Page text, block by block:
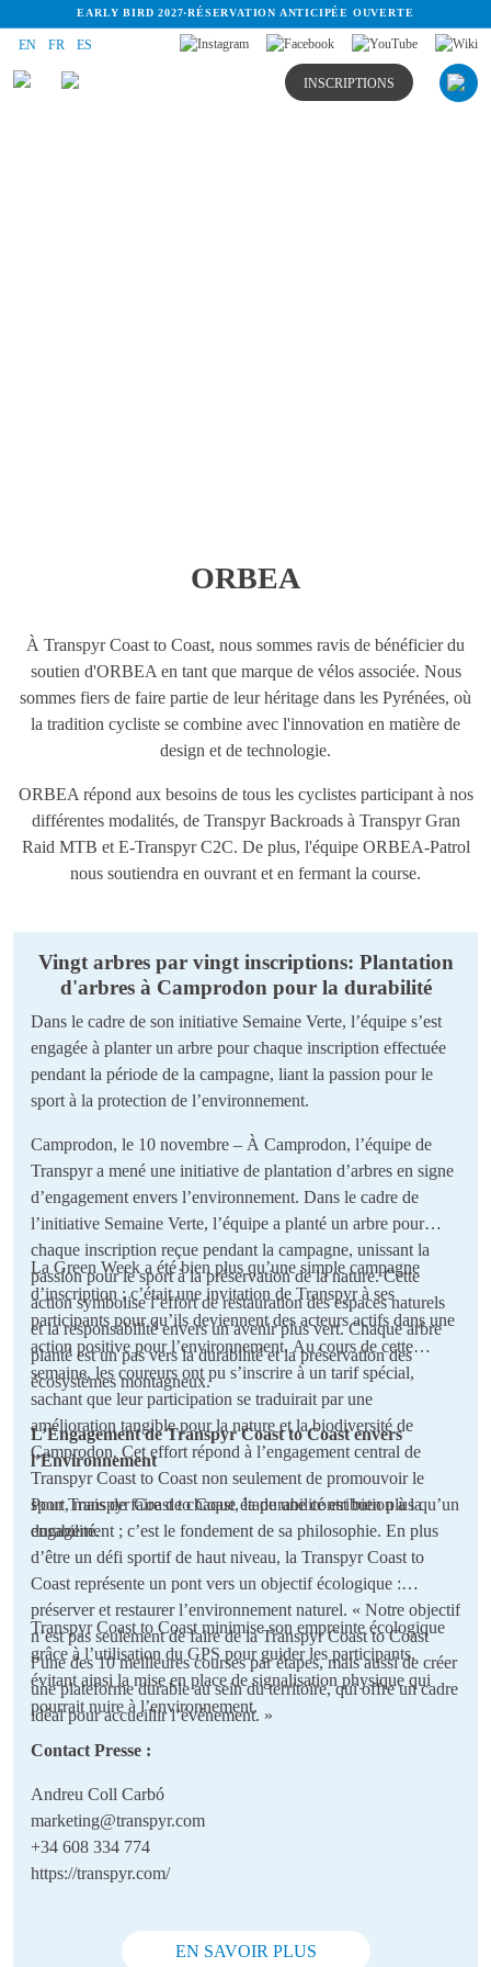
EARLY BIRD 2027·RÉSERVATION ANTICIPÉE OUVERTE
EN FR ES
INSCRIPTIONS
ORBEA
À Transpyr Coast to Coast, nous sommes ravis de bénéficier du
soutien d'ORBEA en tant que marque de vélos associée. Nous
sommes fiers de faire partie de leur héritage dans les Pyrénées, où
la tradition cycliste se combine avec l'innovation en matière de
design et de technologie.
ORBEA répond aux besoins de tous les cyclistes participant à nos
différentes modalités, de Transpyr Backroads à Transpyr Gran
Raid MTB et E-Transpyr C2C. De plus, l'équipe ORBEA-Patrol
nous soutiendra en ouvrant et en fermant la course.
Vingt arbres par vingt inscriptions: Plantation
d'arbres à Camprodon pour la durabilité
Dans le cadre de son initiative Semaine Verte, l’équipe s’est
engagée à planter un arbre pour chaque inscription effectuée
pendant la période de la campagne, liant la passion pour le
sport à la protection de l’environnement.
Camprodon, le 10 novembre – À Camprodon, l’équipe de
Transpyr a mené une initiative de plantation d’arbres en signe
d’engagement envers l’environnement. Dans le cadre de
l’initiative Semaine Verte, l’équipe a planté un arbre pour
chaque inscription reçue pendant la campagne, unissant la
passion pour le sport à la préservation de la nature. Cette
action symbolise l’effort de restauration des espaces naturels
et la responsabilité envers un avenir plus vert. Chaque arbre
planté est un pas vers la durabilité et la préservation des
écosystèmes montagneux.
La Green Week a été bien plus qu’une simple campagne
d’inscription ; c’était une invitation de Transpyr à ses
participants pour qu’ils deviennent des acteurs actifs dans une
action positive pour l’environnement. Au cours de cette
semaine, les coureurs ont pu s’inscrire à un tarif spécial,
sachant que leur participation se traduirait par une
amélioration tangible pour la nature et la biodiversité de
Camprodon. Cet effort répond à l’engagement central de
Transpyr Coast to Coast non seulement de promouvoir le
sport, mais de faire de chaque étape une contribution à la
durabilité.
L’Engagement de Transpyr Coast to Coast envers
l’Environnement
Pour Transpyr Coast to Coast, la durabilité est bien plus qu’un
engagement ; c’est le fondement de sa philosophie. En plus
d’être un défi sportif de haut niveau, la Transpyr Coast to
Coast représente un pont vers un objectif écologique :
préserver et restaurer l’environnement naturel. « Notre objectif
n’est pas seulement de faire de la Transpyr Coast to Coast
l’une des 10 meilleures courses par étapes, mais aussi de créer
une plateforme durable au sein du territoire, qui offre un cadre
idéal pour accueillir l’événement. »
Transpyr Coast to Coast minimise son empreinte écologique
grâce à l’utilisation du GPS pour guider les participants,
évitant ainsi la mise en place de signalisation physique qui
pourrait nuire à l’environnement.
Contact Presse :
Andreu Coll Carbó
marketing@transpyr.com
+34 608 334 774
https://transpyr.com/
EN SAVOIR PLUS